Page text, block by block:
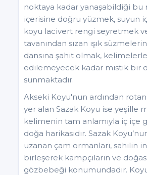
noktaya kadar yanaşabildiği bu
içerisine doğru yüzmek, suyun
koyu lacivert rengi seyretmek
tavanından sızan ışık
dansına şahit olmak,
edilemeyecek kadar mistik bir
sunmaktadır.
Akseki Koyu'nun ardından
yer alan Sazak Koyu ise yeşille
kelimenin tam anlamıyla iç içe
doğa harikasıdır. Sazak
uzanan çam ormanları, sahilin
birleşerek kampçıların ve
gözbebeği konumundadır.